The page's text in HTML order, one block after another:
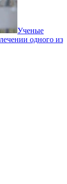
Ученые
одного из